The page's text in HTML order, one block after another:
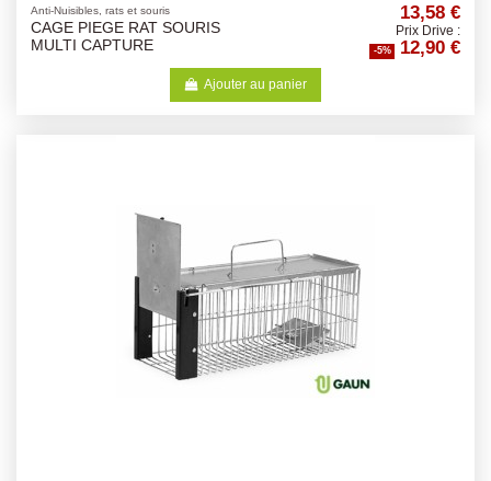
Anti-Nuisibles, rats et souris
CAGE PIEGE RAT SOURIS
MULTI CAPTURE
13,58 €
Prix Drive :
-5% 12,90 €
Ajouter au panier